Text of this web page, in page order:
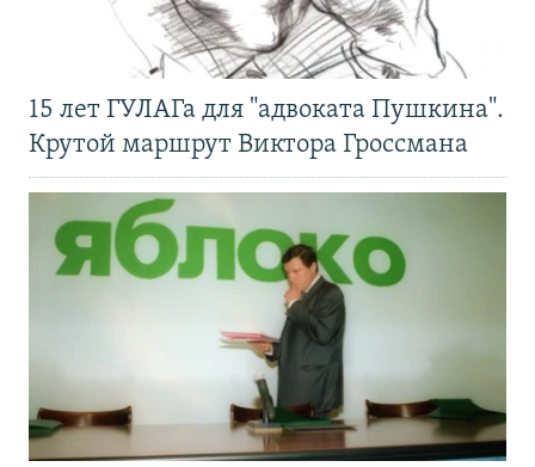
15 лет ГУЛАГа для "адвоката Пушкина".
Крутой маршрут Виктора Гроссмана